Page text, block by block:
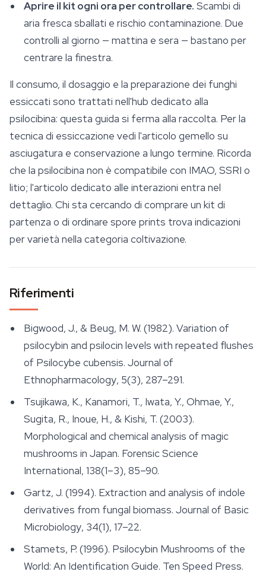
Aprire il kit ogni ora per controllare. Scambi di
aria fresca sballati e rischio contaminazione. Due
controlli al giorno — mattina e sera — bastano per
centrare la finestra.
Il consumo, il dosaggio e la preparazione dei funghi
essiccati sono trattati nell'hub dedicato alla
psilocibina: questa guida si ferma alla raccolta. Per la
tecnica di essiccazione vedi l'articolo gemello su
asciugatura e conservazione a lungo termine. Ricorda
che la psilocibina non è compatibile con IMAO, SSRI o
litio; l'articolo dedicato alle interazioni entra nel
dettaglio. Chi sta cercando di comprare un kit di
partenza o di ordinare spore prints trova indicazioni
per varietà nella categoria coltivazione.
Riferimenti
Bigwood, J., & Beug, M. W. (1982). Variation of
psilocybin and psilocin levels with repeated flushes
of Psilocybe cubensis. Journal of
Ethnopharmacology, 5(3), 287–291.
Tsujikawa, K., Kanamori, T., Iwata, Y., Ohmae, Y.,
Sugita, R., Inoue, H., & Kishi, T. (2003).
Morphological and chemical analysis of magic
mushrooms in Japan. Forensic Science
International, 138(1–3), 85–90.
Gartz, J. (1994). Extraction and analysis of indole
derivatives from fungal biomass. Journal of Basic
Microbiology, 34(1), 17–22.
Stamets, P. (1996). Psilocybin Mushrooms of the
World: An Identification Guide. Ten Speed Press.